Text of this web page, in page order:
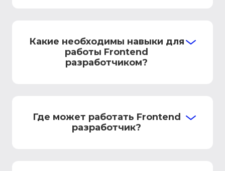
Какие необходимы навыки для
работы Frontend
разработчиком?
Где может работать Frontend
разработчик?